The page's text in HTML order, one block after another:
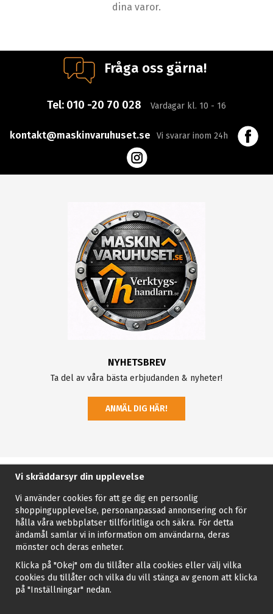
dina varor.
Fråga oss gärna!
Tel: 010 -20 70 028 Vardagar kl. 10 - 16
kontakt@maskinvaruhuset.se Vi svarar inom 24h
NYHETSBREV
Ta del av våra bästa erbjudanden & nyheter!
ANMÄL DIG HÄR!
Vi skräddarsyr din upplevelse
Vi använder cookies för att ge dig en personlig
shoppingupplevelse, personanpassad annonsering och för
hålla våra webbplatser tillförlitliga och säkra. För detta
ändamål samlar vi in information om användarna, deras
mönster och deras enheter.
Klicka på "Okej" om du tillåter alla cookies eller välj vilka
cookies du tillåter och vilka du vill stänga av genom att klicka
på "Inställningar" nedan.